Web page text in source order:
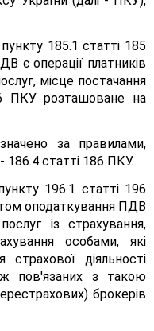
185.1 статті 185
є операції платників
місце постачання
ПКУ розташоване на
за правилами,
статті 186 ПКУ.
196.1 статті 196
оподаткування ПДВ
із страхування,
особами, які
діяльності
пов'язаних з такою
брокерів